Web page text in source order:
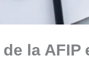
la AFIP